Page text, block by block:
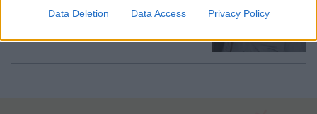
Data Deletion Data Access Privacy Policy
09.08.2026, 20:11